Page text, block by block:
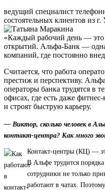
ведущий специалист
состоятельных клиентов из г.
«Каждый рабочий день — это
открытий. Альфа-Банк —
компаний, где постоянно
Считается, что работа
престиж и перспективу.
операторы банка трудятся в
офисах, где есть даже
и строят быструю карьеру.
— Виктор, сколько человек в
контакт-центра? Как много
Контакт-центры (КЦ) —
В Альфе трудится
сотрудники не только
работают в чатах.